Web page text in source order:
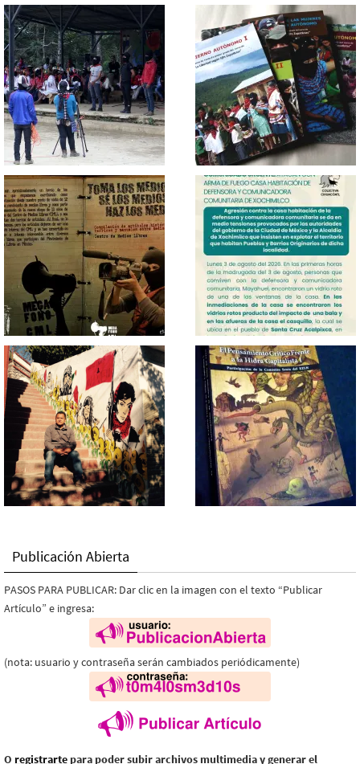
Publicación Abierta
PASOS PARA PUBLICAR: Dar clic en la imagen con el texto “Publicar
Artículo” e ingresa:
(nota: usuario y contraseña serán cambiados periódicamente)
O registrarte para poder subir archivos multimedia y generar el